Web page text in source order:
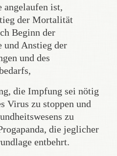
angelaufen ist,
der Mortalität
Beginn der
und Anstieg der
und des
die Impfung sei nötig
Virus zu stoppen und
zu
die jeglicher
entbehrt.